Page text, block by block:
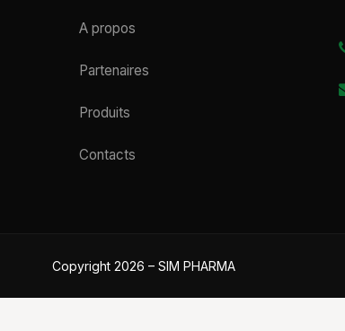
A propos
Partenaires
Produits
Contacts
Copyright 2026 – SIM PHARMA